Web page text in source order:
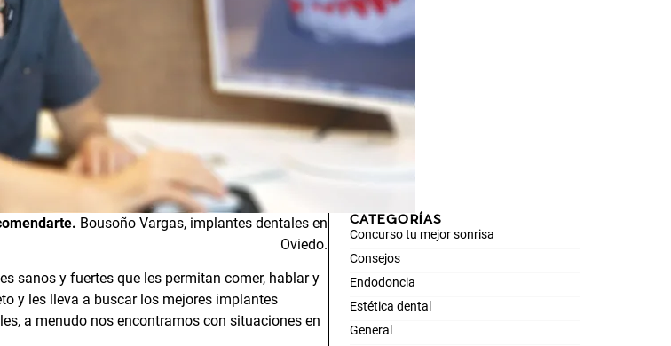
Bousoño Vargas, implantes dentales en
Oviedo.
sanos y fuertes que les permitan comer, hablar y
y les lleva a buscar los mejores implantes
a menudo nos encontramos con situaciones en
CATEGORÍAS
Concurso tu mejor sonrisa
Consejos
Endodoncia
Estética dental
General